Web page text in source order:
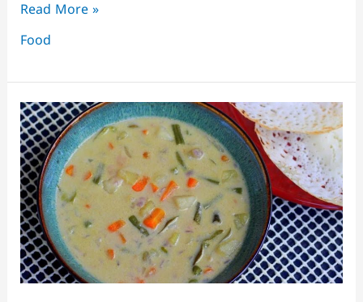
വീട്ടിലുണ്ടാക്കിയ
കപ്പലണ്ടി
|
Kappalandi
Mittai
Recipe
Read More »
Food